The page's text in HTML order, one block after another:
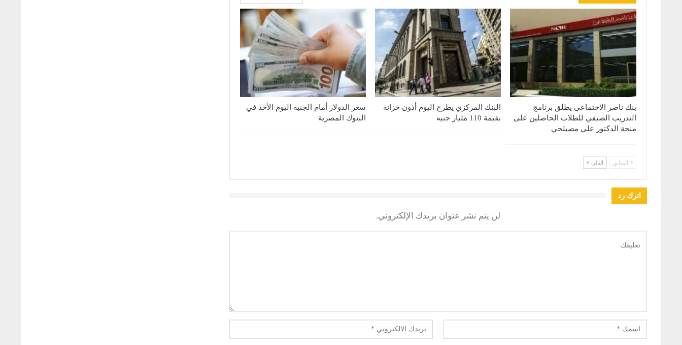
بنك ناصر الاجتماعى يطلق برنامج
التدريب الصيفي للطلاب الحاصلين على
منحة الدكتور علي مصيلحي
البنك المركزي يطرح اليوم أذون خزانة
بقيمة 110 مليار جنيه
سعر الدولار أمام الجنيه اليوم الأحد في
البنوك المصرية
السابق التالي
اترك رد
لن يتم نشر عنوان بريدك الإلكتروني.